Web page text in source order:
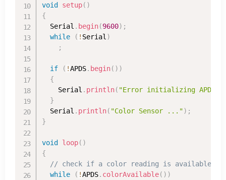
void setup( )
{
  Serial
. begin(9600) ;
while
( ! Serial )
;
if ( !APDS. begin( ) )
{
    Serial
. println( "Error initializing APDS-
}
  Serial
. println( "Color Sensor ...") ;
}
void loop( )
{
// check if a color reading is available
while
( !APDS. colorAvailable( ) )